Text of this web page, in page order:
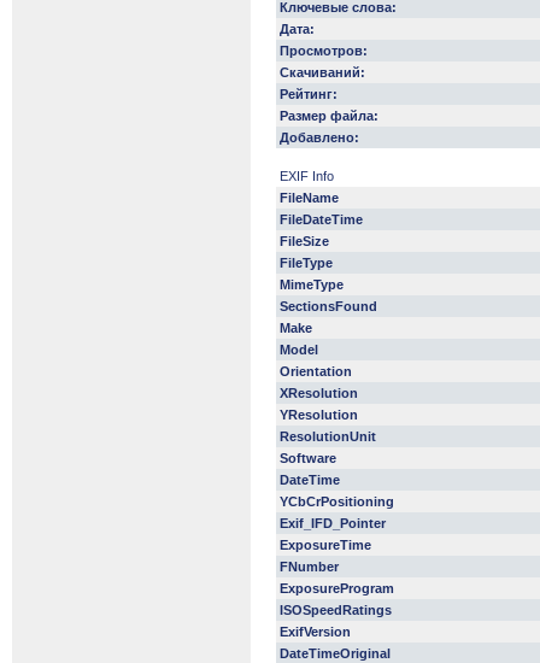
Ключевые слова:
Дата:
Просмотров:
Скачиваний:
Рейтинг:
Размер файла:
Добавлено:
EXIF Info
FileName
FileDateTime
FileSize
FileType
MimeType
SectionsFound
Make
Model
Orientation
XResolution
YResolution
ResolutionUnit
Software
DateTime
YCbCrPositioning
Exif_IFD_Pointer
ExposureTime
FNumber
ExposureProgram
ISOSpeedRatings
ExifVersion
DateTimeOriginal